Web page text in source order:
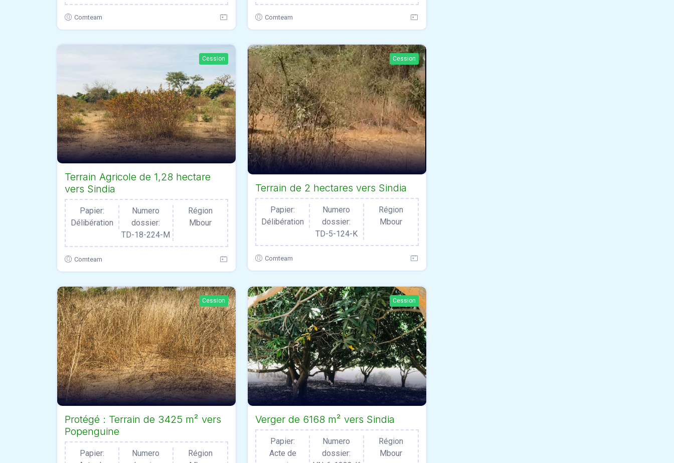
Comteam Comteam
Cession
Terrain Agricole de 1,28 hectare
vers Sindia
Papier:
Délibération
Numero
dossier:
TD-18-224-M
Région
Mbour
Comteam
Cession
Terrain de 2 hectares vers Sindia
Papier:
Délibération
Numero
dossier:
TD-5-124-K
Région
Mbour
Comteam
Cession
Protégé : Terrain de 3425 m² vers
Popenguine
Papier:
Numero
Région
Cession
Verger de 6168 m² vers Sindia
Papier:
Acte de
Numero
dossier:
Région
Mbour